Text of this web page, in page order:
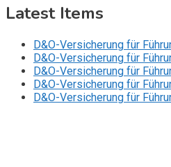
Latest Items
D&O-Versicherung für
D&O-Versicherung für
D&O-Versicherung für
D&O-Versicherung für
D&O-Versicherung für